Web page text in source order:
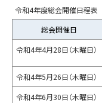
令和4年度総会開催日程表
総会開催日
令和4年4月28日（木曜日）
令和4年5月26日（木曜日）
令和4年6月30日（木曜日）